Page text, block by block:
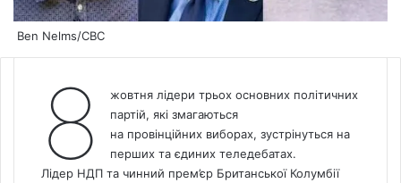
Ben Nelms/CBC
8
жовтня лідери трьох основних політичних
партій, які змагаються
на провінційних виборах, зустрінуться на
перших та єдиних теледебатах.
Лідер НДП та чинний прем’єр Британської Колумбії